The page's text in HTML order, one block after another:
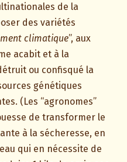
de la
des variétés
climatique”, aux
acabit et à la
ou confisqué la
génétiques
(Les “agronomes”
de transformer le
à la sécheresse, en
qui en nécessite de